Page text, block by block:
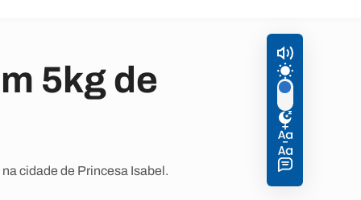
5kg de
cidade de Princesa Isabel.